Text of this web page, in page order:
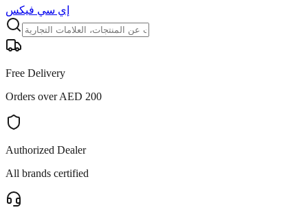
إي سي فيكس
Free Delivery
Orders over AED 200
Authorized Dealer
All brands certified